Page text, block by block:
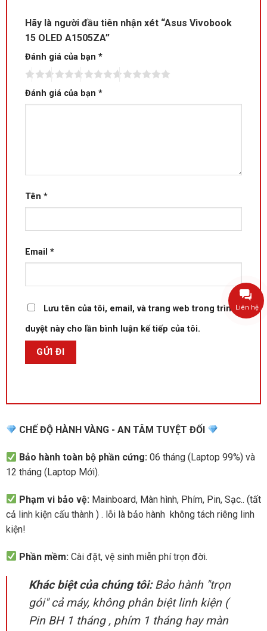
Hãy là người đầu tiên nhận xét “Asus Vivobook
15 OLED A1505ZA”
Đánh giá của bạn *
Đánh giá của bạn *
Tên *
Email *
Lưu tên của tôi, email, và trang web trong trình
duyệt này cho lần bình luận kế tiếp của tôi.
CHẾ ĐỘ HÀNH VÀNG - AN TÂM TUYỆT ĐỐI
Bảo hành toàn bộ phần cứng: 06 tháng (Laptop 99%) và
12 tháng (Laptop Mới).
Phạm vi bảo vệ: Mainboard, Màn hình, Phím, Pin, Sạc.. (tất
cả linh kiện cấu thành ) . lỗi là bảo hành không tách riêng linh
kiện!
Phần mềm: Cài đặt, vệ sinh miễn phí trọn đời.
Khác biệt của chúng tôi:Bảo hành "trọn
gói" cả máy, không phân biệt linh kiện (
Pin BH 1 tháng , phím 1 tháng hay màn
Liên hệ